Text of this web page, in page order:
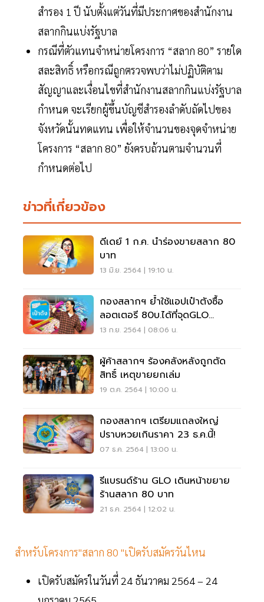
สำรอง 1 ปี นับตั้งแต่วันที่มีประกาศของสำนักงาน
สลากกินแบ่งรัฐบาล
กรณีที่ตัวแทนจำหน่ายโครงการ “สลาก 80” รายใด
สละสิทธิ์ หรือกรณีถูกตรวจพบว่าไม่ปฏิบัติตาม
สัญญาและเงื่อนไขที่สำนักงานสลากกินแบ่งรัฐบาล
กำหนด จะเรียกผู้ขึ้นบัญชีสำรองลำดับถัดไปของ
จังหวัดนั้นทดแทน เพื่อให้จำนวนของจุดจำหน่าย
โครงการ “สลาก 80” ยังครบถ้วนตามจำนวนที่
กำหนดต่อไป
ข่าวที่เกี่ยวข้อง
ดีเดย์ 1 ก.ค. นำร่องขายสลาก 80
บาท
13 มิ.ย. 2564 | 19:10 น.
กองสลากฯ ย้ำใช้แอปเป๋าตังซื้อ
ลอตเตอรี 80บ.ได้ที่จุดGLO
Official Sellers
13 ก.ย. 2564 | 08:06 น.
ผู้ค้าสลากฯ ร้องคลังหลังถูกตัด
สิทธิ์ เหตุขายยกเล่ม
19 ต.ค. 2564 | 10:00 น.
กองสลากฯ เตรียมแถลงใหญ่
ปราบหวยเกินราคา 23 ธ.ค.นี้!
07 ธ.ค. 2564 | 13:00 น.
รีแบรนด์ร้าน GLO เดินหน้าขยาย
ร้านสลาก 80 บาท
21 ธ.ค. 2564 | 12:02 น.
สำหรับโครงการ"สลาก 80 "เปิดรับสมัครวันไหน
เปิดรับสมัครในวันที่ 24 ธันวาคม 2564 – 24